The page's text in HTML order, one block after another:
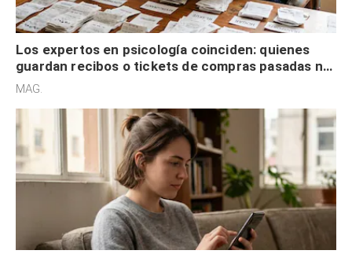
Los expertos en psicología coinciden: quienes
guardan recibos o tickets de compras pasadas no
son acumuladores, sino que tienen necesidad de
MAG.